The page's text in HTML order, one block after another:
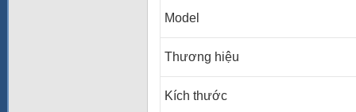
Model
Thương hiệu
Kích thước